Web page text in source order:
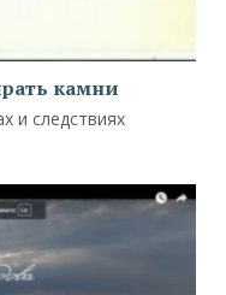
камни
и следствиях